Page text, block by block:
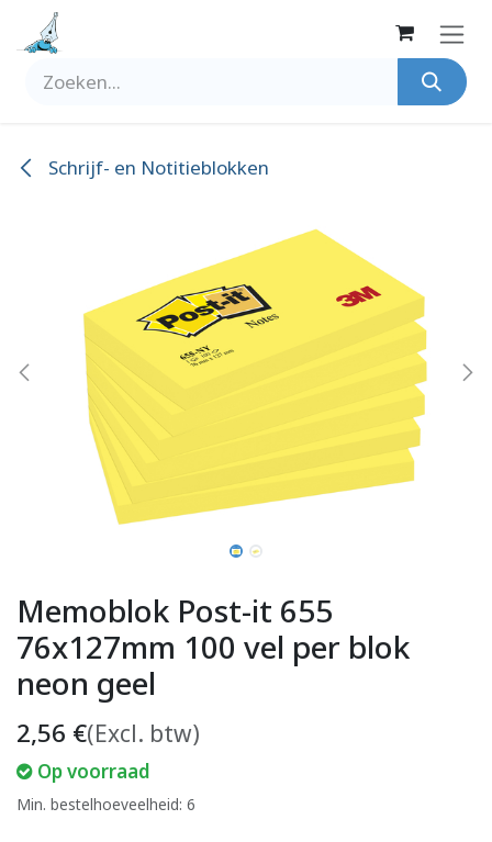
Overslaan naar inhoud
Schrijf- en Notitieblokken
Memoblok Post-it 655
76x127mm 100 vel per blok
neon geel
2,56 €(Excl. btw)
Op voorraad
Min. bestelhoeveelheid: 6